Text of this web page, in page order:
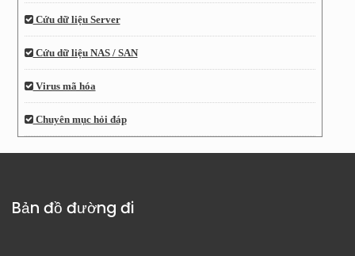
Cứu dữ liệu Server
Cứu dữ liệu NAS / SAN
Virus mã hóa
Chuyên mục hỏi đáp
Bản đồ đường đi